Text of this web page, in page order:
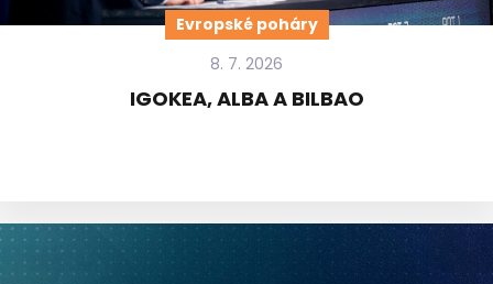
Evropské poháry
8. 7. 2026
IGOKEA, ALBA A BILBAO